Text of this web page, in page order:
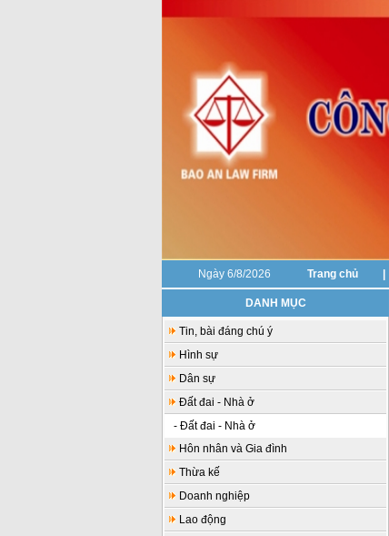
Ngày 6/8/2026 Trang chủ
DANH MỤC
Tin, bài đáng chú ý
Hình sự
Dân sự
Đất đai - Nhà ở
- Đất đai - Nhà ở
Hôn nhân và Gia đình
Thừa kế
Doanh nghiệp
Lao động